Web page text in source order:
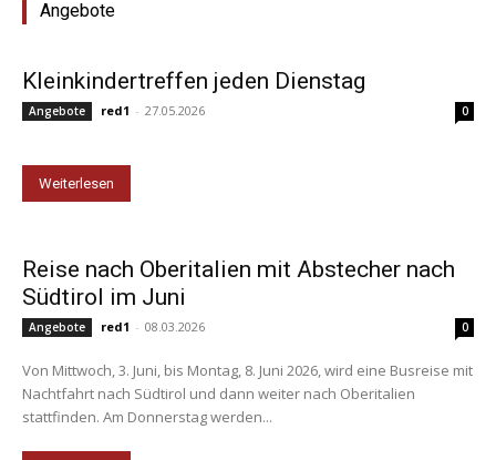
Angebote
Kleinkindertreffen jeden Dienstag
Angebote red1 - 27.05.2026 0
Weiterlesen
Reise nach Oberitalien mit Abstecher nach
Südtirol im Juni
Angebote red1 - 08.03.2026 0
Von Mittwoch, 3. Juni, bis Montag, 8. Juni 2026, wird eine Busreise mit
Nachtfahrt nach Südtirol und dann weiter nach Oberitalien
stattfinden. Am Donnerstag werden...